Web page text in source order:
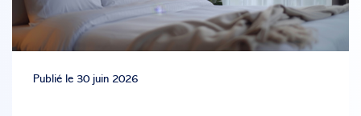
Publié le 30 juin 2026